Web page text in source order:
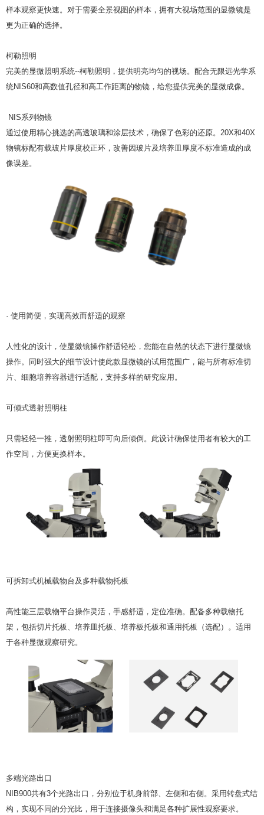
样本观察更快速。对于需要全景视图的样本，拥有大视场范围的显微镜是
更为正确的选择。
柯勒照明
完美的显微照明系统--柯勒照明，提供明亮均匀的视场。配合无限远光学系
统NIS60和高数值孔径和高工作距离的物镜，给您提供完美的显微成像。
NIS系列物镜
通过使用精心挑选的高透玻璃和涂层技术，确保了色彩的还原。20X和40X
物镜标配有载玻片厚度校正环，改善因玻片及培养皿厚度不标准造成的成
像误差。
· 使用简便，实现高效而舒适的观察
人性化的设计，使显微镜操作舒适轻松，您能在自然的状态下进行显微镜
操作。同时强大的细节设计使此款显微镜的试用范围广，能与所有标准切
片、细胞培养容器进行适配，支持多样的研究应用。
可倾式透射照明柱
只需轻轻一推，透射照明柱即可向后倾倒。此设计确保使用者有较大的工
作空间，方便更换样本。
可拆卸式机械载物台及多种载物托板
高性能三层载物平台操作灵活，手感舒适，定位准确。配备多种载物托
架，包括切片托板、培养皿托板、培养板托板和通用托板（选配）。适用
于各种显微观察研究。
多端光路出口
NIB900共有3个光路出口，分别位于机身前部、左侧和右侧。采用转盘式结
构，实现不同的分光比，用于连接摄像头和满足各种扩展性观察要求。